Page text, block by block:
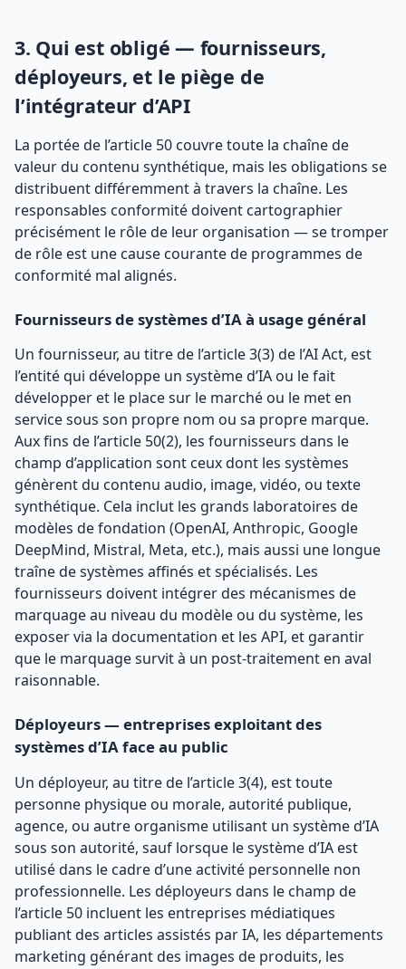
3. Qui est obligé — fournisseurs,
déployeurs, et le piège de
l’intégrateur d’API
La portée de l’article 50 couvre toute la chaîne de
valeur du contenu synthétique, mais les obligations se
distribuent différemment à travers la chaîne. Les
responsables conformité doivent cartographier
précisément le rôle de leur organisation — se tromper
de rôle est une cause courante de programmes de
conformité mal alignés.
Fournisseurs de systèmes d’IA à usage général
Un fournisseur, au titre de l’article 3(3) de l’AI Act, est
l’entité qui développe un système d’IA ou le fait
développer et le place sur le marché ou le met en
service sous son propre nom ou sa propre marque.
Aux fins de l’article 50(2), les fournisseurs dans le
champ d’application sont ceux dont les systèmes
génèrent du contenu audio, image, vidéo, ou texte
synthétique. Cela inclut les grands laboratoires de
modèles de fondation (OpenAI, Anthropic, Google
DeepMind, Mistral, Meta, etc.), mais aussi une longue
traîne de systèmes affinés et spécialisés. Les
fournisseurs doivent intégrer des mécanismes de
marquage au niveau du modèle ou du système, les
exposer via la documentation et les API, et garantir
que le marquage survit à un post-traitement en aval
raisonnable.
Déployeurs — entreprises exploitant des
systèmes d’IA face au public
Un déployeur, au titre de l’article 3(4), est toute
personne physique ou morale, autorité publique,
agence, ou autre organisme utilisant un système d’IA
sous son autorité, sauf lorsque le système d’IA est
utilisé dans le cadre d’une activité personnelle non
professionnelle. Les déployeurs dans le champ de
l’article 50 incluent les entreprises médiatiques
publiant des articles assistés par IA, les départements
marketing générant des images de produits, les